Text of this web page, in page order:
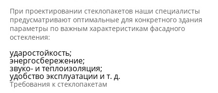
При проектировании стеклопакетов наши специалисты
предусматривают оптимальные для конкретного здания
параметры по важным характеристикам фасадного
остекления:
ударостойкость;
энергосбережение;
звуко- и теплоизоляция;
удобство эксплуатации и т. д.
Требования к стеклопакетам